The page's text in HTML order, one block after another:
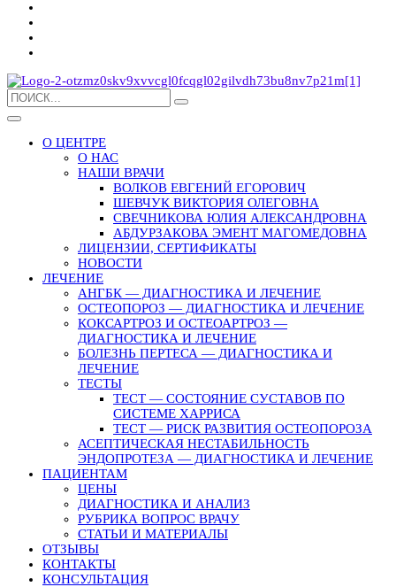
О ЦЕНТРЕ
О НАС
НАШИ ВРАЧИ
ВОЛКОВ ЕВГЕНИЙ ЕГОРОВИЧ
ШЕВЧУК ВИКТОРИЯ ОЛЕГОВНА
СВЕЧНИКОВА ЮЛИЯ АЛЕКСАНДРОВНА
АБДУРЗАКОВА ЭМЕНТ МАГОМЕДОВНА
ЛИЦЕНЗИИ, СЕРТИФИКАТЫ
НОВОСТИ
ЛЕЧЕНИЕ
АНГБК — ДИАГНОСТИКА И ЛЕЧЕНИЕ
ОСТЕОПОРОЗ — ДИАГНОСТИКА И ЛЕЧЕНИЕ
КОКСАРТРОЗ И ОСТЕОАРТРОЗ —
ДИАГНОСТИКА И ЛЕЧЕНИЕ
БОЛЕЗНЬ ПЕРТЕСА — ДИАГНОСТИКА И
ЛЕЧЕНИЕ
ТЕСТЫ
ТЕСТ — СОСТОЯНИЕ СУСТАВОВ ПО
СИСТЕМЕ ХАРРИСА
ТЕСТ — РИСК РАЗВИТИЯ ОСТЕОПОРОЗА
АСЕПТИЧЕСКАЯ НЕСТАБИЛЬНОСТЬ
ЭНДОПРОТЕЗА — ДИАГНОСТИКА И ЛЕЧЕНИЕ
ПАЦИЕНТАМ
ЦЕНЫ
ДИАГНОСТИКА И АНАЛИЗ
РУБРИКА ВОПРОС ВРАЧУ
СТАТЬИ И МАТЕРИАЛЫ
ОТЗЫВЫ
КОНТАКТЫ
КОНСУЛЬТАЦИЯ